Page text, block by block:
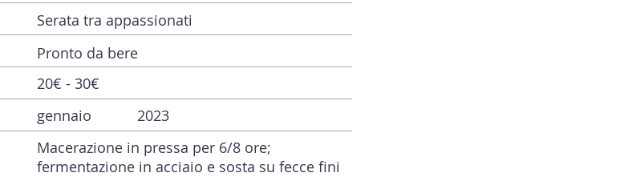
Pronto da bere
Serata tra appassionati
20€ - 30€
gennaio
2023
Macerazione in pressa per 6/8 ore;
fermentazione in acciaio e sosta su fecce fini